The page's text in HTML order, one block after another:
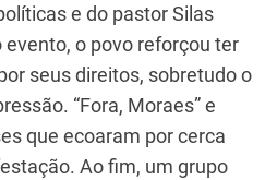
e do pastor Silas
o povo reforçou ter
seus direitos, sobretudo o
“Fora, Moraes” e
que ecoaram por cerca
Ao fim, um grupo